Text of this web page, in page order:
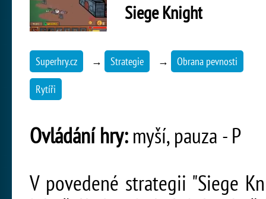
Siege Knight
Superhry.cz → Strategie → Obrana pevnosti
Rytíři
Ovládání hry:myší, pauza - P
V povedené strategii "Siege